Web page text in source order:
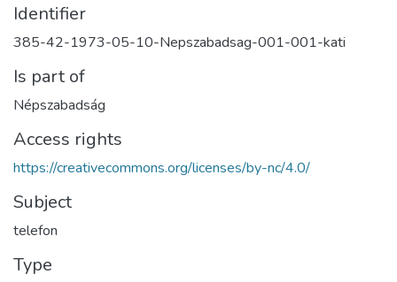
Identifier
385-42-1973-05-10-Nepszabadsag-001-001-kati
Is part of
Népszabadság
Access rights
https://creativecommons.org/licenses/by-nc/4.0/
Subject
telefon
Type